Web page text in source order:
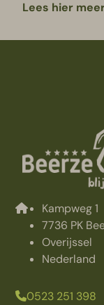
Lees hier
Kampweg 1
7736 PK
Overijssel
Nederland
0523 251 398